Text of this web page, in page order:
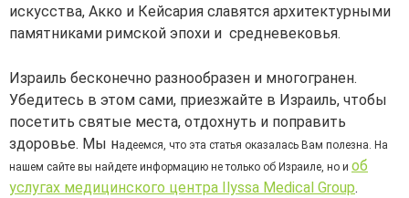
искусства, Акко и Кейсария славятся архитектурными
памятниками римской эпохи и средневековья.
Израиль бесконечно разнообразен и многогранен.
Убедитесь в этом сами, приезжайте в Израиль, чтобы
посетить святые места, отдохнуть и поправить
здоровье. Мы надеемся, что эта статья оказалась Вам полезна. На
нашем сайте вы найдете информацию не только об Израиле, но и об
услугах медицинского центра Ilyssa Medical Group.